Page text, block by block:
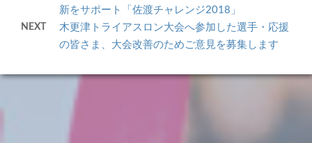
新をサポート「佐渡チャレンジ2018」
NEXT
木更津トライアスロン大会へ参加した選手・応援
の皆さま、大会改善のためご意見を募集します